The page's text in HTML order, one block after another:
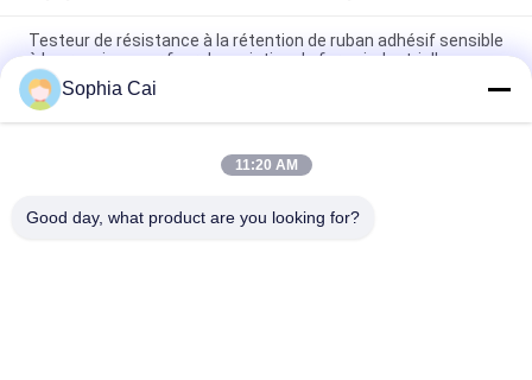
Testeur de résistance à la rétention de ruban adhésif sensible
à la pression pour four de maintien de force industrielle
ASTM D790 Machine d'essai de flexion à trois points standard
pour la détection de la résistance à la flexion des plastiques
Machines d'essai universelles du moteur à courant alternatif
Sophia Cai
11:20 AM
Good day, what product are you looking for?